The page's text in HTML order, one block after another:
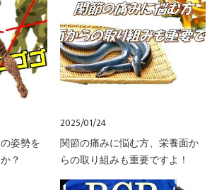
姿勢を
？
2025/01/24
関節の痛みに悩む方、栄養面か
らの取り組みも重要ですよ！